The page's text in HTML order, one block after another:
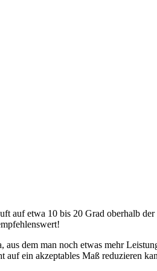
etwa 10 bis 20 Grad oberhalb
dem man noch etwas mehr
ein akzeptables Maß reduzieren